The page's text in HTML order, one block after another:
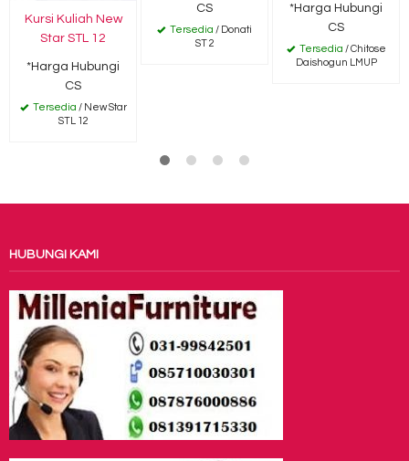
Kursi Kuliah New
Star STL 12
*Harga Hubungi
CS
Tersedia / New Star
STL 12
CS
Tersedia / Donati
ST 2
*Harga Hubungi
CS
Tersedia / Chitose
Daishogun LMUP
HUBUNGI KAMI